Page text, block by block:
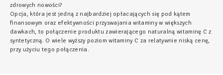
zdrowych nowości?
Opcja, która jest jedną z najbardziej opłacających się pod kątem
finansowym oraz efektywności przyswajania witaminy w większych
dawkach, to połączenie produktu zawierającego naturalną witaminę C z
syntetyczną. O wiele wyższy poziom witaminy C za relatywnie niską cenę,
przy użyciu tego połączenia.